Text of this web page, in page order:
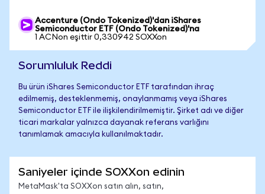
Accenture (Ondo Tokenized)'dan iShares
Semiconductor ETF (Ondo Tokenized)'na
1 ACNon eşittir 0,330942 SOXXon
Sorumluluk Reddi
Bu ürün iShares Semiconductor ETF tarafından ihraç
edilmemiş, desteklenmemiş, onaylanmamış veya iShares
Semiconductor ETF ile ilişkilendirilmemiştir. Şirket adı ve diğer
ticari markalar yalnızca dayanak referans varlığını
tanımlamak amacıyla kullanılmaktadır.
Saniyeler içinde SOXXon edinin
MetaMask'ta SOXXon satın alın, satın,